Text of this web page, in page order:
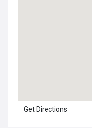
Get Directions